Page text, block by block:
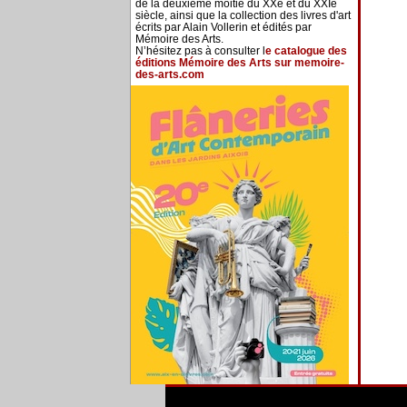
de la deuxième moitié du XXe et du XXIe
siècle, ainsi que la collection des livres d'art
écrits par Alain Vollerin et édités par
Mémoire des Arts.
N’hésitez pas à consulter l e catalogue des
éditions Mémoire des Arts sur memoire-
des-arts.com